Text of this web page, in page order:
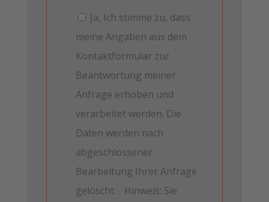
Ja, Ich stimme zu, dass
meine Angaben aus dem
Kontaktformular zur
Beantwortung meiner
Anfrage erhoben und
verarbeitet werden. Die
Daten werden nach
abgeschlossener
Bearbeitung Ihrer Anfrage
gelöscht. Hinweis: Sie